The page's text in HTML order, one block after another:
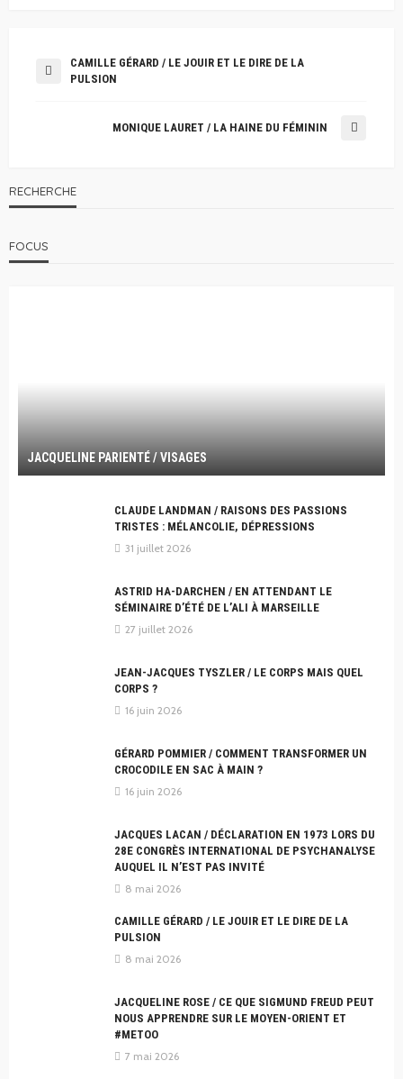
CAMILLE GÉRARD / LE JOUIR ET LE DIRE DE LA
PULSION
MONIQUE LAURET / LA HAINE DU FÉMININ
RECHERCHE
FOCUS
JACQUELINE PARIENTÉ / VISAGES
CLAUDE LANDMAN / RAISONS DES PASSIONS
TRISTES : MÉLANCOLIE, DÉPRESSIONS
31 juillet 2026
ASTRID HA-DARCHEN / EN ATTENDANT LE
SÉMINAIRE D’ÉTÉ DE L’ALI À MARSEILLE
27 juillet 2026
JEAN-JACQUES TYSZLER / LE CORPS MAIS QUEL
CORPS ?
16 juin 2026
GÉRARD POMMIER / COMMENT TRANSFORMER UN
CROCODILE EN SAC À MAIN ?
16 juin 2026
JACQUES LACAN / DÉCLARATION EN 1973 LORS DU
28E CONGRÈS INTERNATIONAL DE PSYCHANALYSE
AUQUEL IL N’EST PAS INVITÉ
8 mai 2026
CAMILLE GÉRARD / LE JOUIR ET LE DIRE DE LA
PULSION
8 mai 2026
JACQUELINE ROSE / CE QUE SIGMUND FREUD PEUT
NOUS APPRENDRE SUR LE MOYEN-ORIENT ET
#METOO
7 mai 2026